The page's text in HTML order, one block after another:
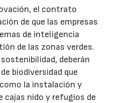
el contrato
de que las empresas
de inteligencia
de las zonas verdes.
deberán
biodiversidad que
la instalación y
cajas nido y refugios de